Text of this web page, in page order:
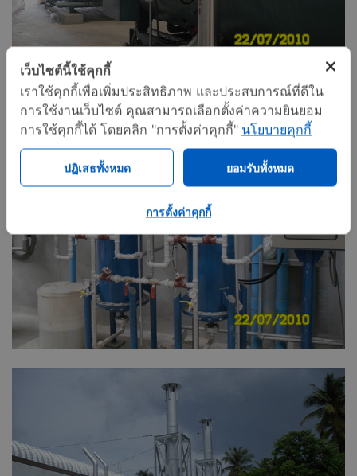
เว็บไซต์นี้ใช้คุกกี้
เราใช้คุกกี้เพื่อเพิ่มประสิทธิภาพ และประสบการณ์ที่ดีใน
การใช้งานเว็บไซต์ คุณสามารถเลือกตั้งค่าความยินยอม
การใช้คุกกี้ได้ โดยคลิก "การตั้งค่าคุกกี้" นโยบายคุกกี้
ปฏิเสธทั้งหมด ยอมรับทั้งหมด
การตั้งค่าคุกกี้